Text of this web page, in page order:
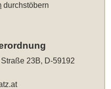
durchstöbern
23B, D-59192